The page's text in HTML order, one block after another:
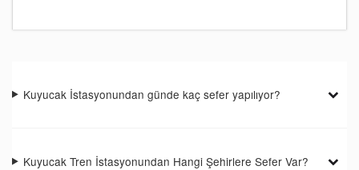
Kuyucak İstasyonundan günde kaç sefer yapılıyor?
Kuyucak Tren İstasyonundan Hangi Şehirlere Sefer Var?